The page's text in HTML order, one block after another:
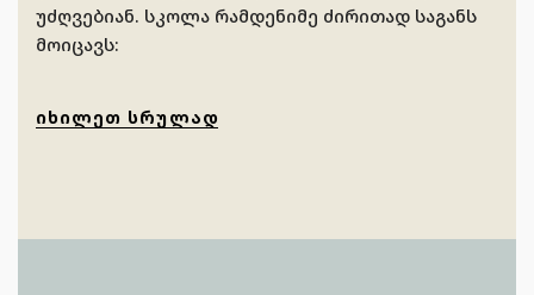
უძღვებიან. სკოლა რამდენიმე ძირითად საგანს
მოიცავს:
ᲘᲮᲘᲚᲔᲗ ᲡᲠᲣᲚᲐᲓ